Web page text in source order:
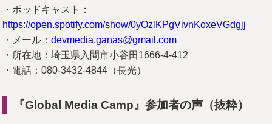
・ポッドキャスト：
https://open.spotify.com/show/0yOzlKPgVivnKoxeVGdgjj
・メール：devmedia.ganas@gmail.com
・所在地：埼玉県入間市小谷田1666-4-412
・電話：080-3432-4844（長光）
『Global Media Camp』参加者の声（抜粋）